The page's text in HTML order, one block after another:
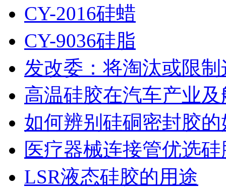
CY-2016硅蜡
CY-9036硅脂
发改委：将淘汰或限
高温硅胶在汽车产业
如何辨别硅硐密封胶的
医疗器械连接管优选硅
LSR液态硅胶的用途